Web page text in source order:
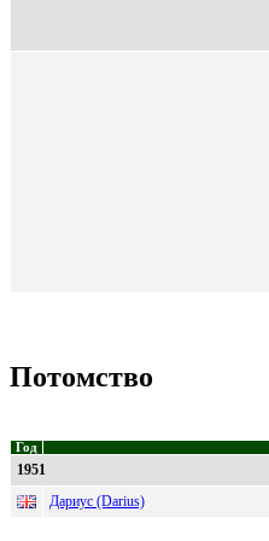
Потомство
Год
1951
Дариус (Darius)